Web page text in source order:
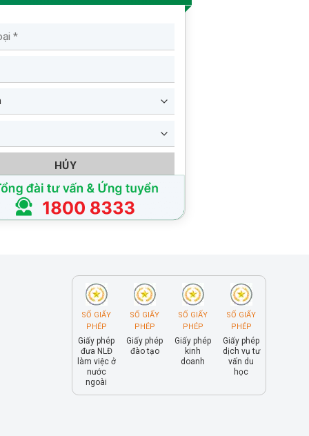
HỦY
SỐ GIẤY
PHÉP
Giấy phép
đưa NLĐ
làm việc ở
nước
ngoài
SỐ GIẤY
PHÉP
Giấy phép
đào tạo
SỐ GIẤY
PHÉP
Giấy phép
kinh
doanh
SỐ GIẤY
PHÉP
Giấy phép
dịch vụ tư
vấn du
học